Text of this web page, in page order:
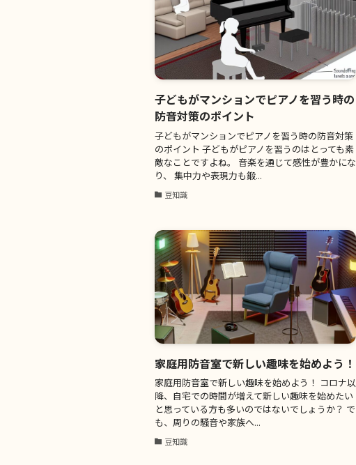
子どもがマンションでピアノを習う時の
防音対策のポイント
子どもがマンションでピアノを習う時の防音対策
のポイント 子どもがピアノを習うのはとっても素
敵なことですよね。 音楽を通じて感性が豊かにな
り、 集中力や表現力も鍛...
豆知識
家庭用防音室で新しい趣味を始めよう！
家庭用防音室で新しい趣味を始めよう！ コロナ以
降、自宅での時間が増えて新しい趣味を始めたい
と思っている方も多いのではないでしょうか？ で
も、周りの騒音や家族へ...
豆知識